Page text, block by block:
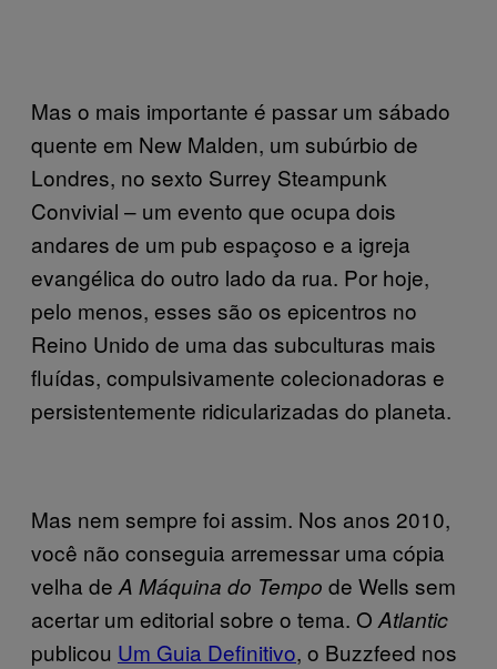
Mas o mais importante é passar um sábado
quente em New Malden, um subúrbio de
Londres, no sexto Surrey Steampunk
Convivial – um evento que ocupa dois
andares de um pub espaçoso e a igreja
evangélica do outro lado da rua. Por hoje,
pelo menos, esses são os epicentros no
Reino Unido de uma das subculturas mais
fluídas, compulsivamente colecionadoras e
persistentemente ridicularizadas do planeta.
Mas nem sempre foi assim. Nos anos 2010,
você não conseguia arremessar uma cópia
velha de A Máquina do Tempo de Wells sem
acertar um editorial sobre o tema. O Atlantic
publicou Um Guia Definitivo, o Buzzfeed nos